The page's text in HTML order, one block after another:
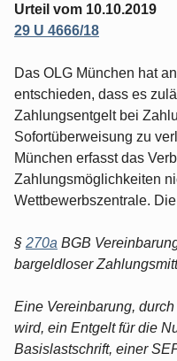
Urteil vom 10.10.2019
29 U 4666/18
Das OLG München hat
entschieden, dass es
Zahlungsentgelt bei
Sofortüberweisung zu
München erfasst das
Zahlungsmöglichkeiten
Wettbewerbszentrale.
§ 270a BGB
bargeldloser
Eine Vereinbarung,
wird, ein Entgelt für die
Basislastschrift, einer